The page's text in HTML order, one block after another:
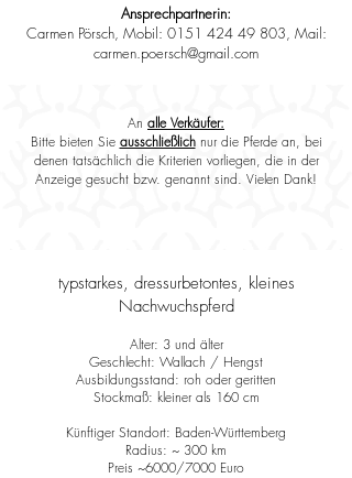
Ansprechpartnerin:
Carmen Pörsch, Mobil: 0151 424 49 803, Mail:
carmen.poersch@gmail.com
An alle Verkäufer:
Bitte bieten Sie ausschließlichnur die Pferde an, bei
denen tatsächlich die Kriterien vorliegen, die in der
Anzeige gesucht bzw. genannt sind. Vielen Dank!
typstarkes, dressurbetontes, kleines
Nachwuchspferd
Alter: 3 und älter
Geschlecht: Wallach / Hengst
Ausbildungsstand: roh oder geritten
Stockmaß: kleiner als 160 cm
Künftiger Standort: Baden-Württemberg
Radius: ~ 300 km
Preis ~6000/7000 Euro